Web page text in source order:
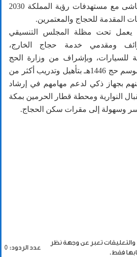
ضيوف الرحمن، بما يتماشى مع مستهدفات رؤية المملكة 2030
المقدمة للحجاج والمعتمرين.
يعمل تحت مظلة المجلس التنسيقي
ومقدمي خدمة حجاج الخارج،
للسيارات، وبإشراف من وزارة الحج
والعمرة، قد قام خلال موسم حج 1446هـ بتأهيل وتدريب أكثر من
منهم بجهاز ذكي لدعم مهامهم في إرشاد
النوارية ومحطة قطار الحرمين بمكة
يسر وسهولة إلى مقرات سكن الحجاج.
والتعليقات تعبر عن وجهة نظر
فقط.
عدد الردود: 0